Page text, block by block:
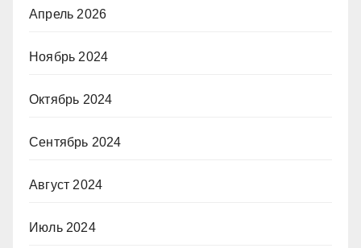
Апрель 2026
Ноябрь 2024
Октябрь 2024
Сентябрь 2024
Август 2024
Июль 2024